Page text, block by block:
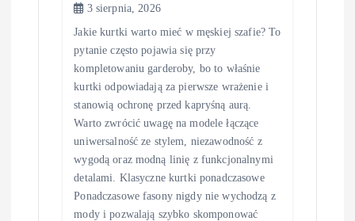
3 sierpnia, 2026
Jakie kurtki warto mieć w męskiej szafie? To
pytanie często pojawia się przy
kompletowaniu garderoby, bo to właśnie
kurtki odpowiadają za pierwsze wrażenie i
stanowią ochronę przed kapryśną aurą.
Warto zwrócić uwagę na modele łączące
uniwersalność ze stylem, niezawodność z
wygodą oraz modną linię z funkcjonalnymi
detalami. Klasyczne kurtki ponadczasowe
Ponadczasowe fasony nigdy nie wychodzą z
mody i pozwalają szybko skomponować